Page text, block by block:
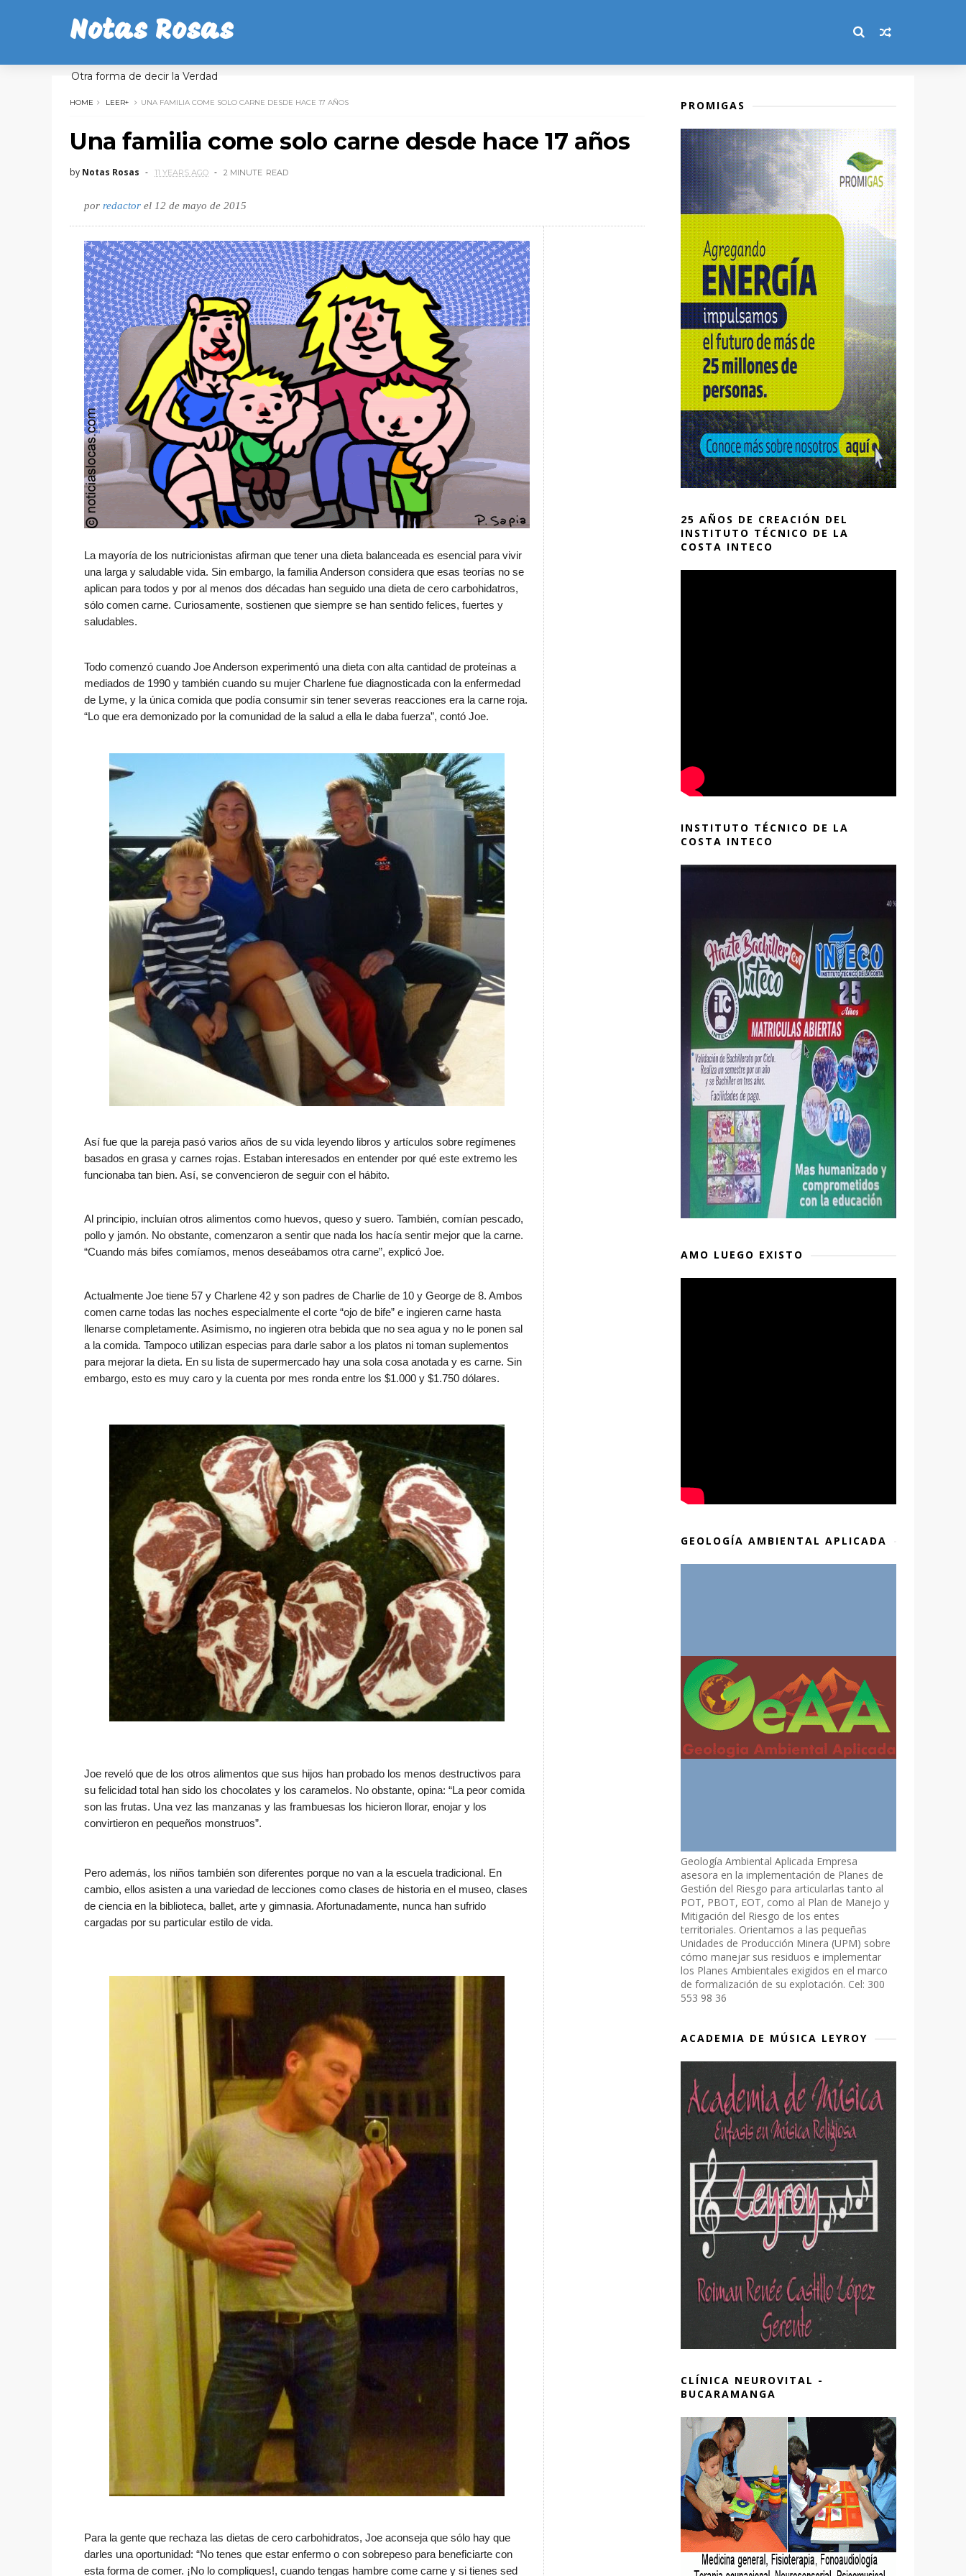
Notas Rosas
Otra forma de decir la Verdad
HOME LEER+ UNA FAMILIA COME SOLO CARNE DESDE HACE 17 AÑOS
Una familia come solo carne desde hace 17 años
by Notas Rosas 11 YEARS AGO 2 MINUTE READ
por redactor el 12 de mayo de 2015
La mayoría de los nutricionistas afirman que tener una dieta balanceada es esencial para vivir
una larga y saludable vida. Sin embargo, la familia Anderson considera que esas teorías no se
aplican para todos y por al menos dos décadas han seguido una dieta de cero carbohidatros,
sólo comen carne. Curiosamente, sostienen que siempre se han sentido felices, fuertes y
saludables.
Todo comenzó cuando Joe Anderson experimentó una dieta con alta cantidad de proteínas a
mediados de 1990 y también cuando su mujer Charlene fue diagnosticada con la enfermedad
de Lyme, y la única comida que podía consumir sin tener severas reacciones era la carne roja.
“Lo que era demonizado por la comunidad de la salud a ella le daba fuerza”, contó Joe.
Así fue que la pareja pasó varios años de su vida leyendo libros y artículos sobre regímenes
basados en grasa y carnes rojas. Estaban interesados en entender por qué este extremo les
funcionaba tan bien. Así, se convencieron de seguir con el hábito.
Al principio, incluían otros alimentos como huevos, queso y suero. También, comían pescado,
pollo y jamón. No obstante, comenzaron a sentir que nada los hacía sentir mejor que la carne.
“Cuando más bifes comíamos, menos deseábamos otra carne”, explicó Joe.
Actualmente Joe tiene 57 y Charlene 42 y son padres de Charlie de 10 y George de 8. Ambos
comen carne todas las noches especialmente el corte “ojo de bife” e ingieren carne hasta
llenarse completamente. Asimismo, no ingieren otra bebida que no sea agua y no le ponen sal
a la comida. Tampoco utilizan especias para darle sabor a los platos ni toman suplementos
para mejorar la dieta. En su lista de supermercado hay una sola cosa anotada y es carne. Sin
embargo, esto es muy caro y la cuenta por mes ronda entre los $1.000 y $1.750 dólares.
Joe reveló que de los otros alimentos que sus hijos han probado los menos destructivos para
su felicidad total han sido los chocolates y los caramelos. No obstante, opina: “La peor comida
son las frutas. Una vez las manzanas y las frambuesas los hicieron llorar, enojar y los
convirtieron en pequeños monstruos”.
Pero además, los niños también son diferentes porque no van a la escuela tradicional. En
cambio, ellos asisten a una variedad de lecciones como clases de historia en el museo, clases
de ciencia en la biblioteca, ballet, arte y gimnasia. Afortunadamente, nunca han sufrido
cargadas por su particular estilo de vida.
Para la gente que rechaza las dietas de cero carbohidratos, Joe aconseja que sólo hay que
darles una oportunidad: “No tenes que estar enfermo o con sobrepeso para beneficiarte con
esta forma de comer. ¡No lo compliques!, cuando tengas hambre come carne y si tienes sed
PROMIGAS
25 AÑOS DE CREACIÓN DEL
INSTITUTO TÉCNICO DE LA
COSTA INTECO
INSTITUTO TÉCNICO DE LA
COSTA INTECO
AMO LUEGO EXISTO
GEOLOGÍA AMBIENTAL APLICADA
Geología Ambiental Aplicada Empresa
asesora en la implementación de Planes de
Gestión del Riesgo para articularlas tanto al
POT, PBOT, EOT, como al Plan de Manejo y
Mitigación del Riesgo de los entes
territoriales. Orientamos a las pequeñas
Unidades de Producción Minera (UPM) sobre
cómo manejar sus residuos e implementar
los Planes Ambientales exigidos en el marco
de formalización de su explotación. Cel: 300
553 98 36
ACADEMIA DE MÚSICA LEYROY
CLÍNICA NEUROVITAL -
BUCARAMANGA